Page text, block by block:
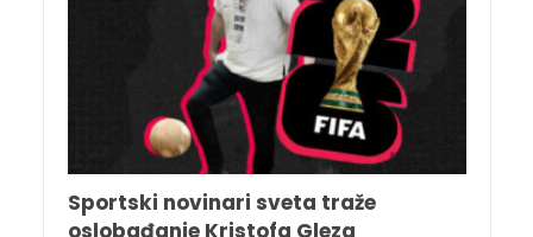
Sportski novinari sveta traže
oslobađanje Kristofa Gleza